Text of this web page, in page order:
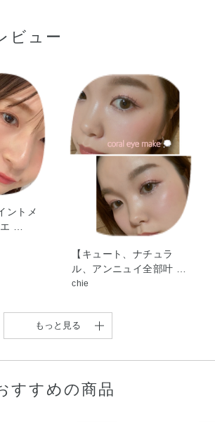
ン・酸化鉄・赤202
ビュー
ントメ
…
【キュート、ナチュラ
ル、アンニュイ全部叶 …
chie
もっと見る
すすめの商品